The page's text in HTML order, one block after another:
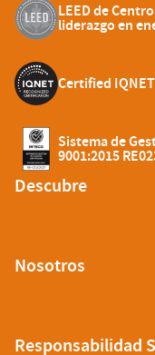
LEED de
liderazgo en
Certified
Sistema de
9001:2015
Descubre
Nosotros
Responsabilidad